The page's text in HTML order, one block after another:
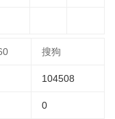
搜狗
104508
0